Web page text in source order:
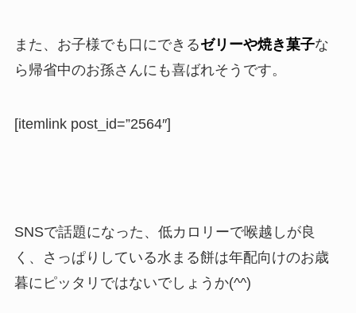
また、お子様でも口にできるゼリーや焼き菓子な
ら帰省中のお孫さんにも喜ばれそうです。
[itemlink post_id=”2564″]
SNSで話題になった、低カロリーで喉越しが良
く、さっぱりしている水まる餅は年配向けのお歳
暮にピッタリではないでしょうか(^^)